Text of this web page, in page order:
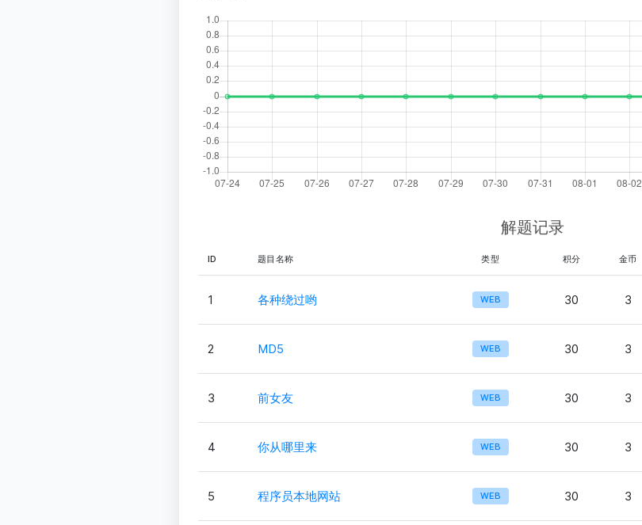
解题记录
ID 题目名称 类型 积分 金币
1 各种绕过哟 WEB 30 3
2 MD5 WEB 30 3
3 前女友 WEB 30 3
4 你从哪里来 WEB 30 3
5 程序员本地网站 WEB 30 3